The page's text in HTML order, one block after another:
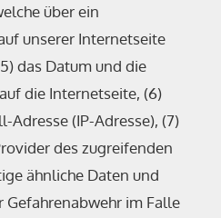
über ein
unserer Internetseite
das Datum und die
die Internetseite, (6)
(IP-Adresse), (7)
des zugreifenden
ähnliche Daten und
im Falle